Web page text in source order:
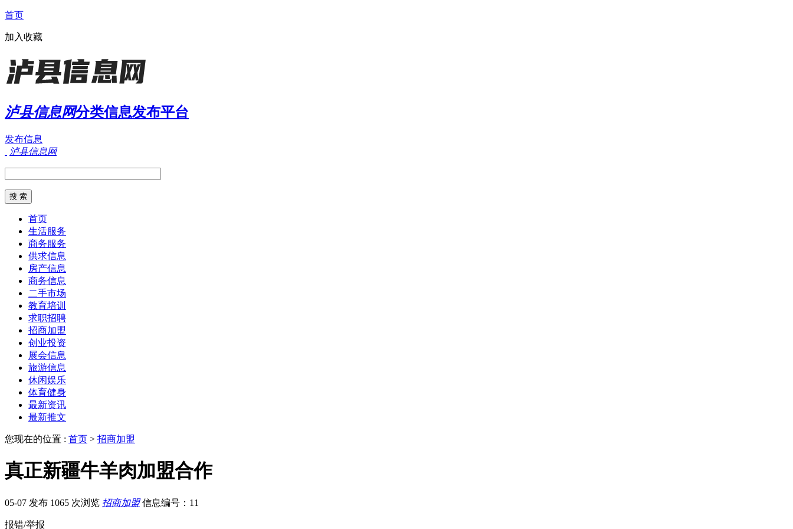
首页
加入收藏
泸县信息网分类信息发布平台
发布信息
泸县信息网
首页
生活服务
商务服务
供求信息
房产信息
商务信息
二手市场
教育培训
求职招聘
招商加盟
创业投资
展会信息
旅游信息
休闲娱乐
体育健身
最新资讯
最新推文
您现在的位置 : 首页 > 招商加盟
真正新疆牛羊肉加盟合作
05-07 发布 1065 次浏览 招商加盟 信息编号：11
报错/举报